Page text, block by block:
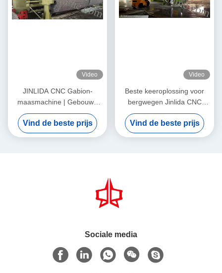
Video
JINLIDA CNC Gabion-
maasmachine | Gebouwd
voor betrouwbare en
winstgevende productie
Vind de beste prijs
Video
Beste keeroplossing voor
bergwegen Jinlida CNC
Gabion-machine
ondersteunt wereldwijde
hellingbeschermingsprojecten
Vind de beste prijs
Sociale media